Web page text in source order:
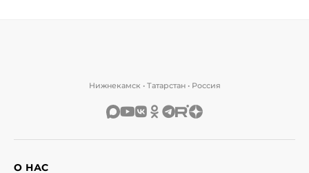
Нижнекамск • Татарстан • Россия
О НАС